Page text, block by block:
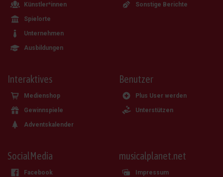
Künstler*innen
Spielorte
Unternehmen
Ausbildungen
Sonstige Berichte
Interaktives
Medienshop
Gewinnspiele
Adventskalender
Benutzer
Plus User werden
Unterstützen
SocialMedia
Facebook
musicalplanet.net
Impressum